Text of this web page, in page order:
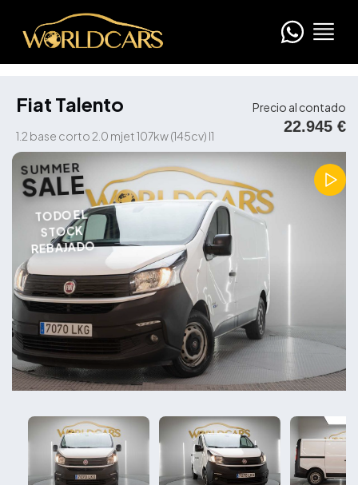
Fiat Talento
1.2 base corto 2.0 mjet 107kw (145cv) l1
Precio al contado
22.945 €
SUMMER
SALE
TODO EL
STOCK
REBAJADO